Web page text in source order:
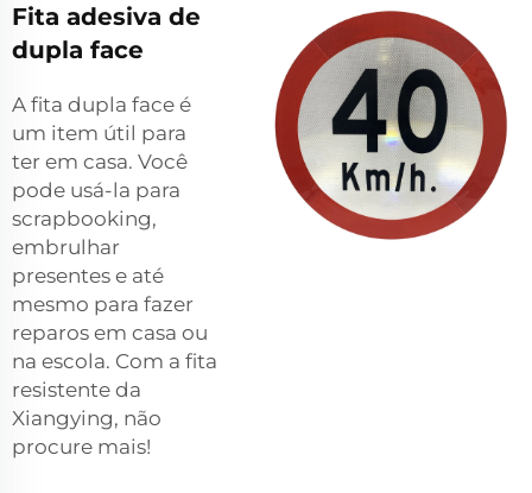
Fita adesiva de
dupla face
A fita dupla face é
um item útil para
ter em casa. Você
pode usá-la para
scrapbooking,
embrulhar
presentes e até
mesmo para fazer
reparos em casa ou
na escola. Com a fita
resistente da
Xiangying, não
procure mais!